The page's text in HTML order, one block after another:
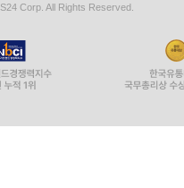
Corp. All Rights Reserved.